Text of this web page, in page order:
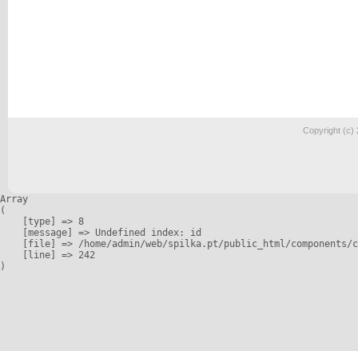
Copyright (c)
Array
(
    [type] => 8
    [message] => Undefined index: id
[file] => /home/admin/web/spilka.pt/public_html/
    [line] => 242